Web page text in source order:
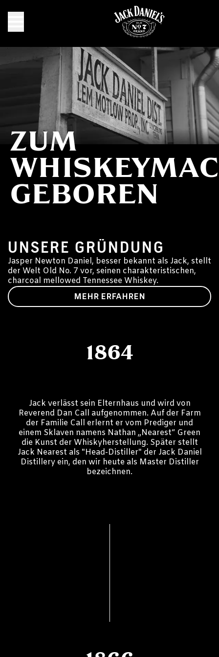
Zum Whiskeymachen geboren
ZUM
GEBOREN
UNSERE GRÜNDUNG
Jasper Newton Daniel, besser bekannt als Jack, stellt
der Welt Old No. 7 vor, seinen charakteristischen,
charcoal mellowed Tennessee Whiskey.
MEHR ERFAHREN
1864
Jack verlässt sein Elternhaus und wird von
Reverend Dan Call aufgenommen. Auf der Farm
der Familie Call erlernt er vom Prediger und
einem Sklaven namens Nathan „Nearest“ Green
die Kunst der Whiskyherstellung. Später stellt
Jack Nearest als "Head-Distiller" der Jack Daniel
Distillery ein, den wir heute als Master Distiller
bezeichnen.